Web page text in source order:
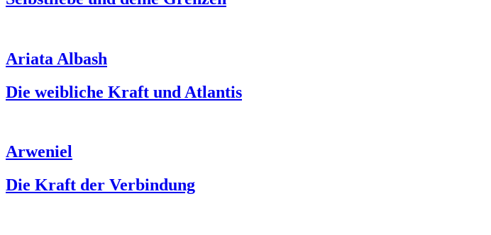
Ariata Albash
Die weibliche Kraft und Atlantis
Arweniel
Die Kraft der Verbindung